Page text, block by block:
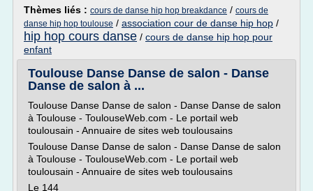
Thèmes liés : cours de danse hip hop breakdance / cours de
danse hip hop toulouse / association cour de danse hip hop /
hip hop cours danse / cours de danse hip hop pour
enfant
Toulouse Danse Danse de salon - Danse
Danse de salon à ...
Toulouse Danse Danse de salon - Danse Danse de salon
à Toulouse - ToulouseWeb.com - Le portail web
toulousain - Annuaire de sites web toulousains
Toulouse Danse Danse de salon - Danse Danse de salon
à Toulouse - ToulouseWeb.com - Le portail web
toulousain - Annuaire de sites web toulousains
Le 144